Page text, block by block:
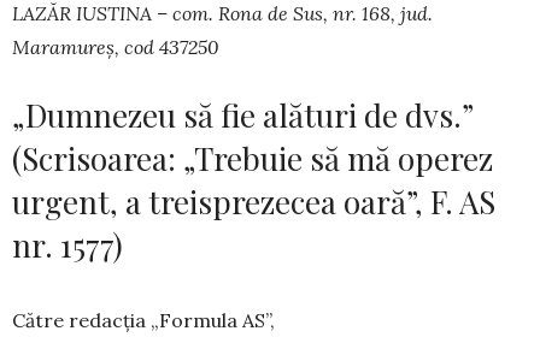
LAZĂR IUSTINA – com. Rona de Sus, nr. 168, jud.
Maramureș, cod 437250
„Dumnezeu să fie alături de dvs.”
(Scrisoarea: „Trebuie să mă operez
urgent, a treisprezecea oară”, F. AS
nr. 1577)
Către redacția „Formula AS”,